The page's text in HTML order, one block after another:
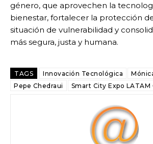
género, que aprovechen la
bienestar, fortalecer la protección
situación de vulnerabilidad y
más segura, justa y humana.
TAGS Innovación Tecnológica
Pepe Chedraui
Smart City Expo LATAM